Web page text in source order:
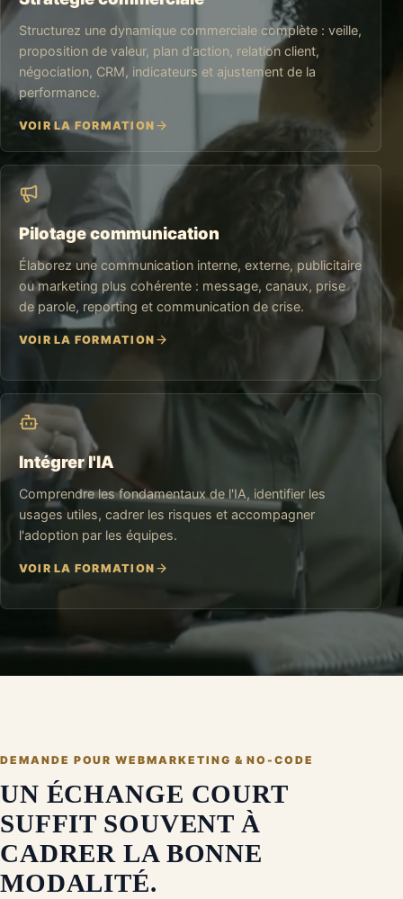
Structurez une dynamique commerciale complète : veille,
proposition de valeur, plan d'action, relation client,
négociation, CRM, indicateurs et ajustement de la
performance.
VOIR LA FORMATION
Pilotage communication
Élaborez une communication interne, externe, publicitaire
ou marketing plus cohérente : message, canaux, prise
de parole, reporting et communication de crise.
VOIR LA FORMATION
Intégrer l'IA
Comprendre les fondamentaux de l'IA, identifier les
usages utiles, cadrer les risques et accompagner
l'adoption par les équipes.
VOIR LA FORMATION
DEMANDE POURWEBMARKETING & NO-CODE
UN ÉCHANGE COURT
SUFFIT SOUVENT À
CADRER LA BONNE
MODALITÉ.